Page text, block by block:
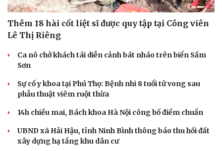
Thêm 18 hài cốt liệt sĩ được quy tập tại Công viên
Lê Thị Riêng
Ca nô chở khách tái diễn cảnh bát nháo trên biển Sầm
Sơn
Sự cố y khoa tại Phú Thọ: Bệnh nhi 8 tuổi tử vong sau
phẫu thuật viêm ruột thừa
14h chiều mai, Bách khoa Hà Nội công bố điểm chuẩn
UBND xã Hải Hậu, tỉnh Ninh Bình thông báo thu hồi đất
xây dựng hạ tầng khu dân cư